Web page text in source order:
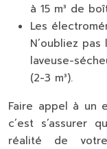
à 15 m³ de
Les
N’oubliez
laveuse-
(2-3 m³).
Faire appel à un
c’est s’assurer
réalité de